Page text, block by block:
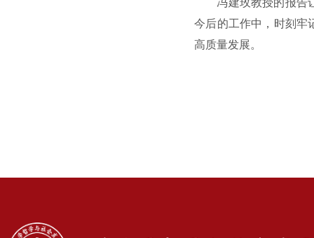
冯建玫教授的报告
今后的工作中，时刻牢
高质量发展。